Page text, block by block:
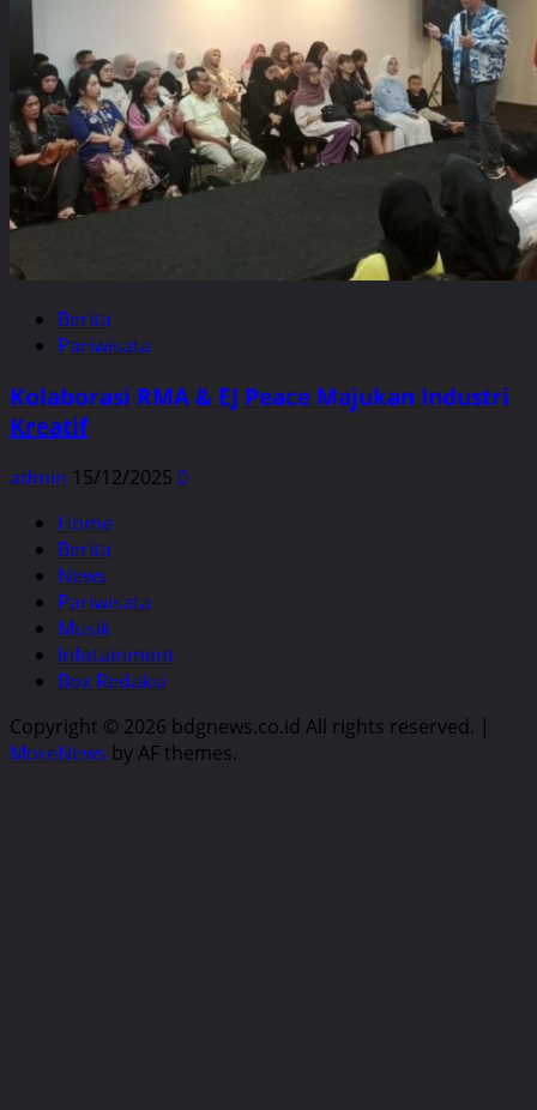
Berita
Pariwisata
Kolaborasi RMA & EJ Peace Majukan Industri
Kreatif
admin 15/12/2025 0
Home
Berita
News
Pariwisata
Musik
Infotainment
Box Redaksi
Copyright © 2026 bdgnews.co.id All rights reserved. |
MoreNews by AF themes.